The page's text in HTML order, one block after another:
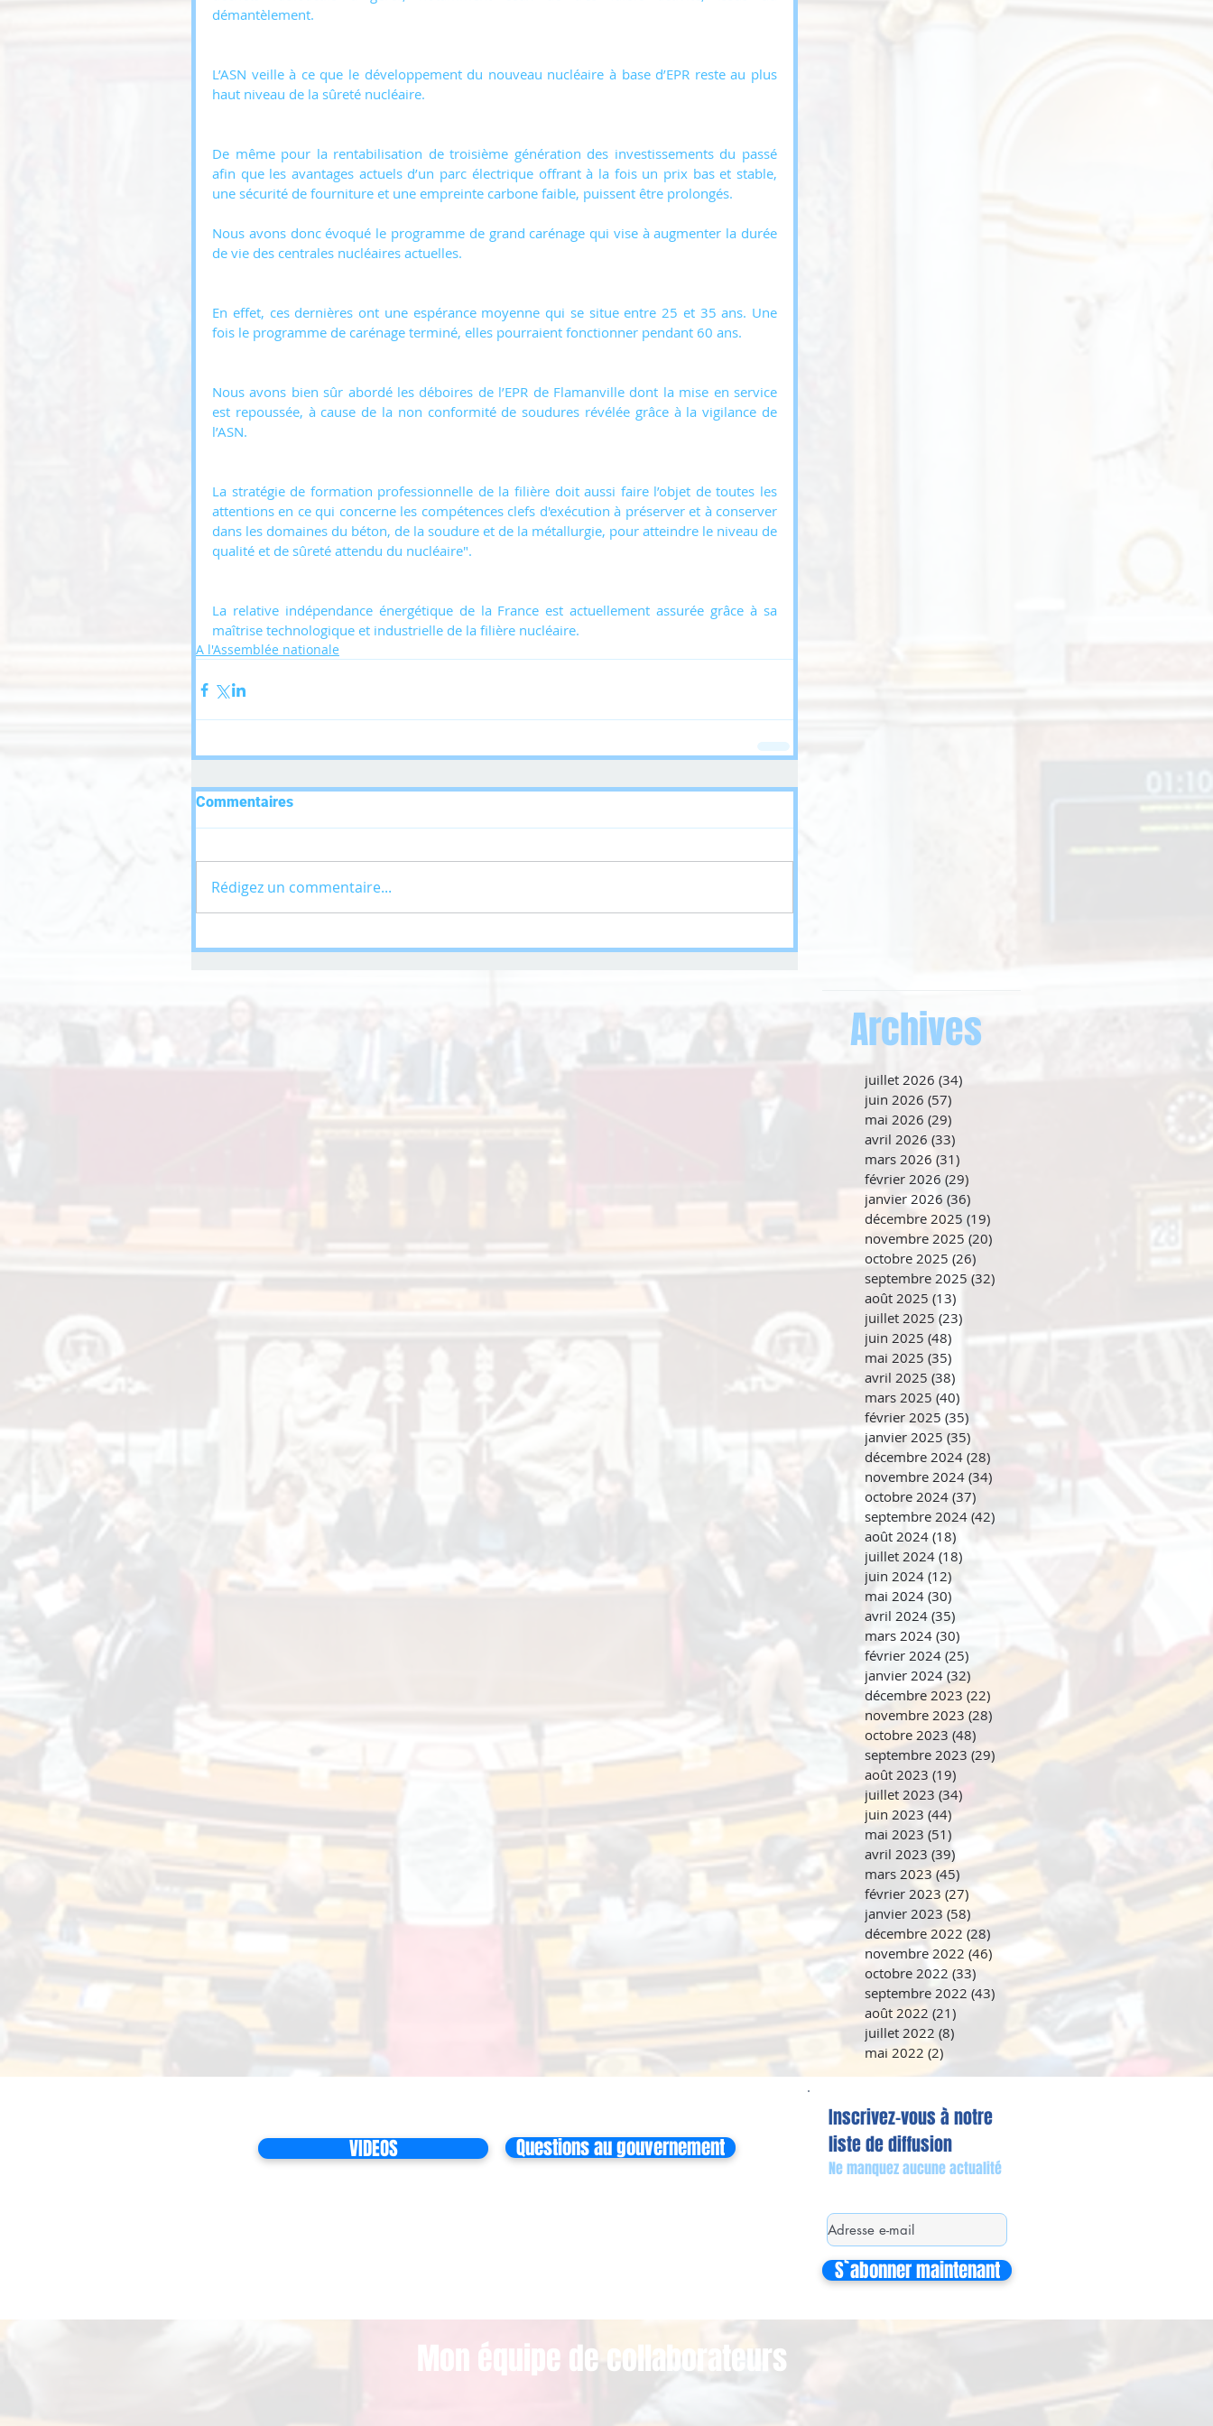
démantèlement.
L’ASN veille à ce que le développement du nouveau nucléaire à base d’EPR reste au plus
haut niveau de la sûreté nucléaire.
De même pour la rentabilisation de troisième génération des investissements du passé
afin que les avantages actuels d’un parc électrique offrant à la fois un prix bas et stable,
une sécurité de fourniture et une empreinte carbone faible, puissent être prolongés.
Nous avons donc évoqué le programme de grand carénage qui vise à augmenter la durée
de vie des centrales nucléaires actuelles.
En effet, ces dernières ont une espérance moyenne qui se situe entre 25 et 35 ans. Une
fois le programme de carénage terminé, elles pourraient fonctionner pendant 60 ans.
Nous avons bien sûr abordé les déboires de l’EPR de Flamanville dont la mise en service
est repoussée, à cause de la non conformité de soudures révélée grâce à la vigilance de
l’ASN.
La stratégie de formation professionnelle de la filière doit aussi faire l’objet de toutes les
attentions en ce qui concerne les compétences clefs d'exécution à préserver et à conserver
dans les domaines du béton, de la soudure et de la métallurgie, pour atteindre le niveau de
qualité et de sûreté attendu du nucléaire".
La relative indépendance énergétique de la France est actuellement assurée grâce à sa
maîtrise technologique et industrielle de la filière nucléaire.
A l'Assemblée nationale
Commentaires
Rédigez un commentaire...
Archives
juillet 2026 (34)
juin 2026 (57)
mai 2026 (29)
avril 2026 (33)
mars 2026 (31)
février 2026 (29)
janvier 2026 (36)
décembre 2025 (19)
novembre 2025 (20)
octobre 2025 (26)
septembre 2025 (32)
août 2025 (13)
juillet 2025 (23)
juin 2025 (48) 48 posts
mai 2025 (35)
avril 2025 (38)
mars 2025 (40)
février 2025 (35) 35 posts
janvier 2025 (35)
décembre 2024 (28)
novembre 2024 (34)
octobre 2024 (37)
septembre 2024 (42)
août 2024 (18)
juillet 2024 (18)
juin 2024 (12)
mai 2024 (30) 30 posts
avril 2024 (35)
mars 2024 (30)
février 2024 (25)
janvier 2024 (32)
décembre 2023 (22)
novembre 2023 (28)
octobre 2023 (48)
septembre 2023 (29)
août 2023 (19) 19 posts
juillet 2023 (34)
juin 2023 (44)
mai 2023 (51) 51 posts
avril 2023 (39) 39 posts
mars 2023 (45) 45 posts
février 2023 (27)
janvier 2023 (58)
décembre 2022 (28) 28 posts
novembre 2022 (46)
octobre 2022 (33)
septembre 2022 (43) 43 posts
août 2022 (21)
juillet 2022 (8)
mai 2022 (2)
VIDEOS Questions au gouvernement
Inscrivez-vous à notre
liste de diffusion
Ne manquez aucune actualité
S`abonner maintenant
Mon équipe de collaborateurs